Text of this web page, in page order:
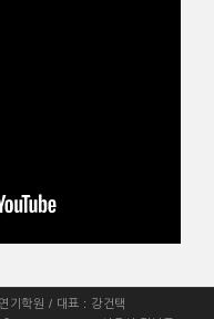
기학원 / 대표 : 강건택